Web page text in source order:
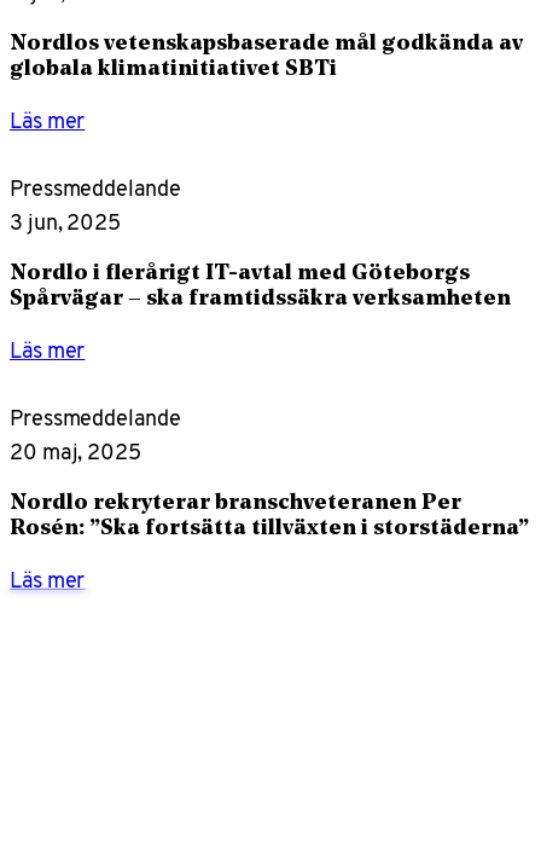
Nordlos vetenskapsbaserade mål godkända av
globala klimatinitiativet SBTi
Läs mer
Pressmeddelande
3 jun, 2025
Nordlo i flerårigt IT-avtal med Göteborgs
Spårvägar – ska framtidssäkra verksamheten
Läs mer
Pressmeddelande
20 maj, 2025
Nordlo rekryterar branschveteranen Per
Rosén: ”Ska fortsätta tillväxten i storstäderna”
Läs mer